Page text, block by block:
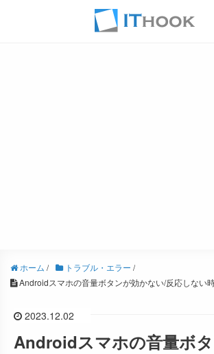
ホーム / トラブル・エラー /
Androidスマホの音量ボタンが効かない/反応しない
2023.12.02
Androidスマホの音量ボ